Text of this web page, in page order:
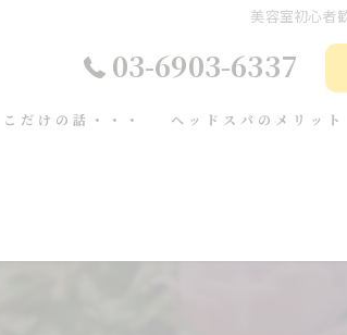
美容室初心者
03-6903-6337
こだけの話・・・ ヘッドスパのメリット